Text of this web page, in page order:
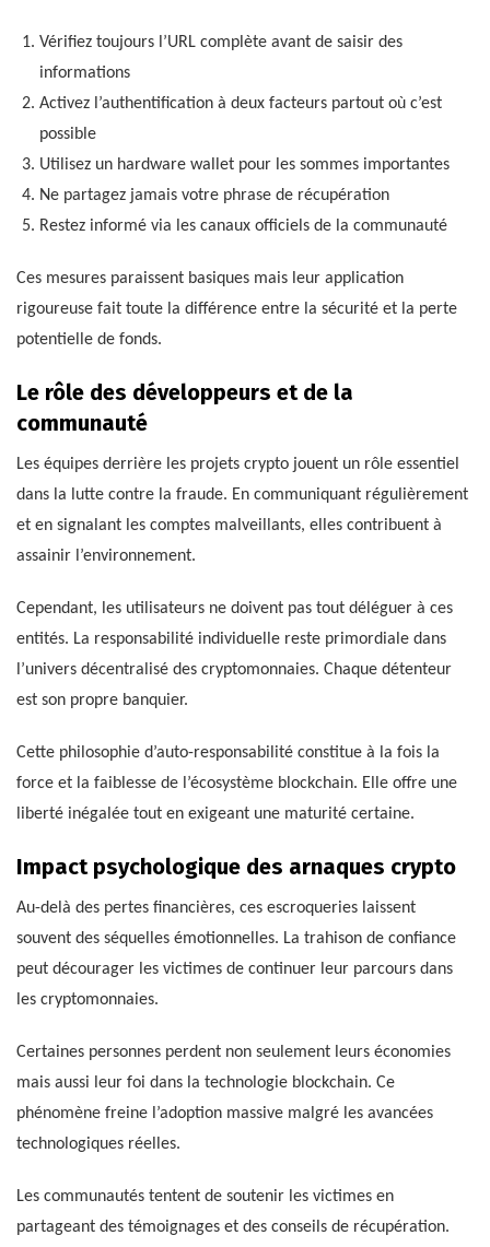
Vérifiez toujours l’URL complète avant de saisir des
informations
Activez l’authentification à deux facteurs partout où c’est
possible
Utilisez un hardware wallet pour les sommes importantes
Ne partagez jamais votre phrase de récupération
Restez informé via les canaux officiels de la communauté
Ces mesures paraissent basiques mais leur application
rigoureuse fait toute la différence entre la sécurité et la perte
potentielle de fonds.
Le rôle des développeurs et de la
communauté
Les équipes derrière les projets crypto jouent un rôle essentiel
dans la lutte contre la fraude. En communiquant régulièrement
et en signalant les comptes malveillants, elles contribuent à
assainir l’environnement.
Cependant, les utilisateurs ne doivent pas tout déléguer à ces
entités. La responsabilité individuelle reste primordiale dans
l’univers décentralisé des cryptomonnaies. Chaque détenteur
est son propre banquier.
Cette philosophie d’auto-responsabilité constitue à la fois la
force et la faiblesse de l’écosystème blockchain. Elle offre une
liberté inégalée tout en exigeant une maturité certaine.
Impact psychologique des arnaques crypto
Au-delà des pertes financières, ces escroqueries laissent
souvent des séquelles émotionnelles. La trahison de confiance
peut décourager les victimes de continuer leur parcours dans
les cryptomonnaies.
Certaines personnes perdent non seulement leurs économies
mais aussi leur foi dans la technologie blockchain. Ce
phénomène freine l’adoption massive malgré les avancées
technologiques réelles.
Les communautés tentent de soutenir les victimes en
partageant des témoignages et des conseils de récupération.